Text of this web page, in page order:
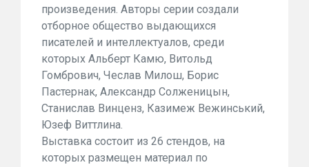
произведения. Авторы серии создали
отборное общество выдающихся
писателей и интеллектуалов, среди
которых Альберт Камю, Витольд
Гомбрович, Чеслав Милош, Борис
Пастернак, Александр Солженицын,
Станислав Винценз, Казимеж Вежинський,
Юзеф Виттлина.
Выставка состоит из 26 стендов, на
которых размещен материал по